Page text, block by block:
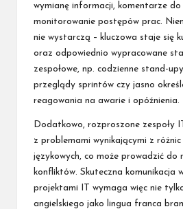
wymianę informacji, komentarze
monitorowanie postępów prac.
nie wystarczą – kluczowa staje się
oraz odpowiednio wypracowane
zespołowe, np. codzienne stand-
przeglądy sprintów czy jasno
reagowania na awarie i opóźnienia.
Dodatkowo, rozproszone zespoły
z problemami wynikającymi z
językowych, co może prowadzić do
konfliktów. Skuteczna komunikacja
projektami IT wymaga więc nie
angielskiego jako lingua franca